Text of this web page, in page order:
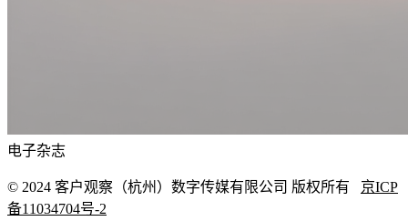
电子杂志
© 2024 客户观察（杭州）数字传媒有限公司 版权所有
京ICP
备11034704号-2